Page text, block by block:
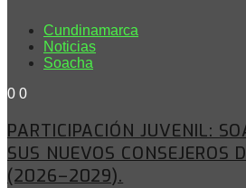
Cundinamarca
Noticias
Soacha
0 0
PARTICIPACIÓN JUVENIL:
SUS NUEVOS CONSEJEROS
(2026–2029).